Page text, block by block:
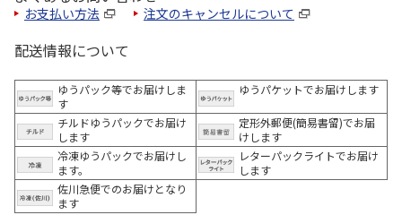
お支払い方法 注文のキャンセルについて
配送情報について
ゆうパック等でお届けしま
す
ゆうパケットでお届けします
チルドゆうパックでお届け
します
定形外郵便(簡易書留)でお届
けします
冷凍ゆうパックでお届けし
ます。
レターパックライトでお届け
します
佐川急便でのお届けとなり
ます